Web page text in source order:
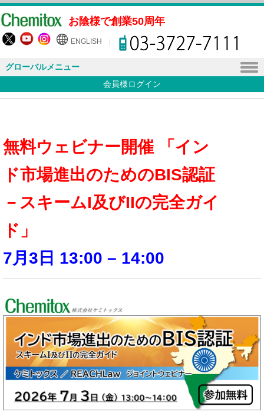
お陰様で創業50周年
ENGLISH
グローバルメニュー
会員様ログイン
無料ウェビナー開催 「イン
ド市場進出のためのBIS認証
－スキームI及びIIの完全ガイ
ド」
7月3日 13:00 – 14:00